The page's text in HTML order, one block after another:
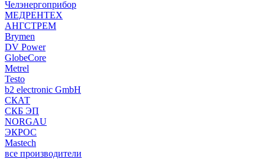
Челэнергоприбор
МЕДРЕНТЕХ
АНГСТРЕМ
Brymen
DV Power
GlobeCore
Metrel
Testo
b2 electronic GmbH
СКАТ
СКБ ЭП
NORGAU
ЭКРОС
Mastech
все производители